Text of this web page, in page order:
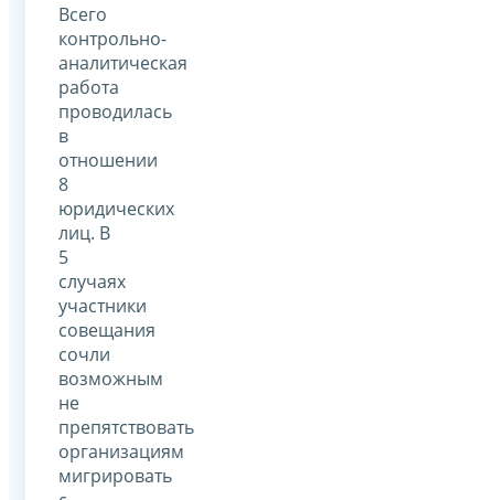
Всего
контрольно-
аналитическая
работа
проводилась
в
отношении
8
юридических
лиц. В
5
случаях
участники
совещания
сочли
возможным
не
препятствовать
организациям
мигрировать